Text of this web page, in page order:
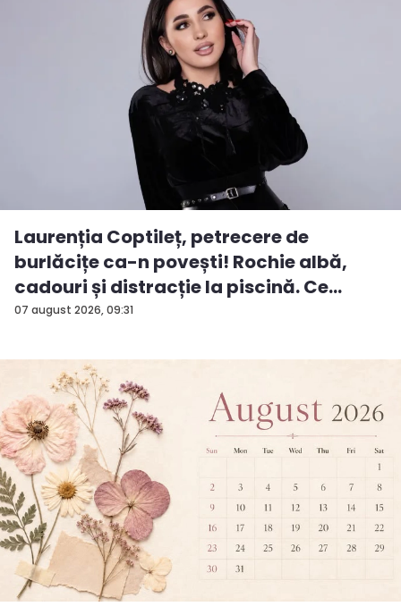
07 august 2026, 09:31
Laurenția Coptileț, petrecere de
burlăcițe ca-n povești! Rochie albă,
cadouri și distracție la piscină. Ce
surp...